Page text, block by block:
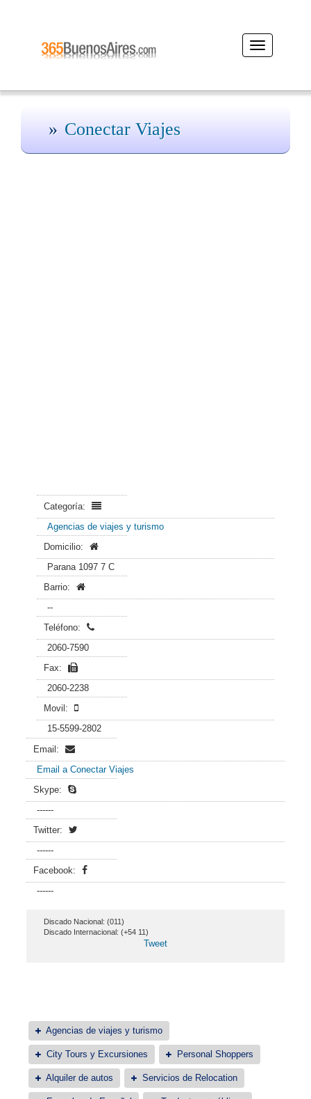
Desplegar
navegación
Conectar Viajes
Categoría:
Agencias de viajes y turismo
Domicilio:
Parana 1097 7 C
Barrio:
--
Teléfono:
2060-7590
Fax:
2060-2238
Movil:
15-5599-2802
Email:
Email a Conectar Viajes
Skype:
------
Twitter:
------
Facebook:
------
Discado Nacional: (011)
Discado Internacional: (+54 11)
Tweet
Agencias de viajes y turismo
City Tours y Excursiones Personal Shoppers
Alquiler de autos Servicios de Relocation